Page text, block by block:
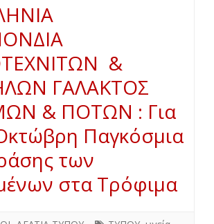
&
ΓΑΛΑΚΤΟΣ
& ΠΟΤΩΝ : Για
Παγκόσμια
των
στα Τρόφιμα